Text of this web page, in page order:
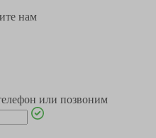
нам
или позвоним